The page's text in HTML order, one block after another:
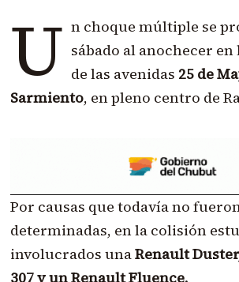
U n choque múltiple se
sábado al anochecer
de las avenidas 25 de
Sarmiento, en pleno centro de
Por causas que todavía no
determinadas, en la colisión
involucrados unaRenault
307 y un Renault Fluence.